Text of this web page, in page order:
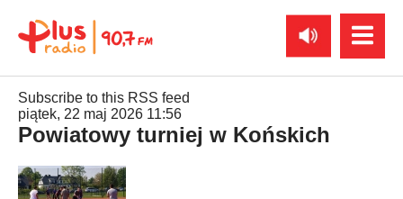
Subscribe to this RSS feed
piątek, 22 maj 2026 11:56
Powiatowy turniej w Końskich